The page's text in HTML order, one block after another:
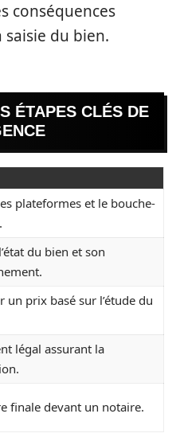
conséquences
du bien.
ÉTAPES CLÉS DE
plateformes et le bouche-
du bien et son
un prix basé sur l’étude du
légal assurant la
finale devant un notaire.